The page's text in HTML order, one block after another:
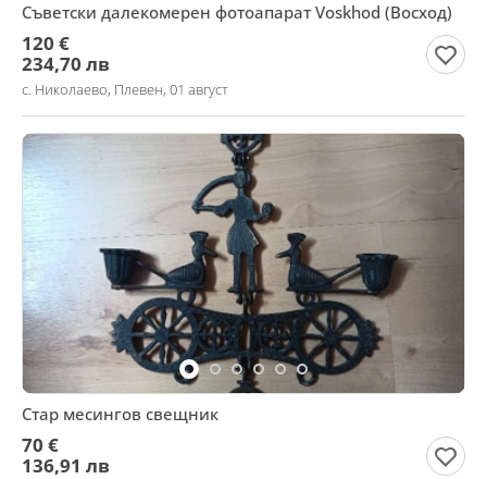
Съветски далекомерен фотоапарат Voskhod (Восход)
120 €
234,70 лв
с. Николаево, Плевен, 01 август
Стар месингов свещник
70 €
136,91 лв